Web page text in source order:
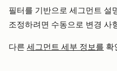
필터를 기반으로 세그먼트 설
조정하려면 수동으로 변경 사
다른 세그먼트 세부 정보를 확